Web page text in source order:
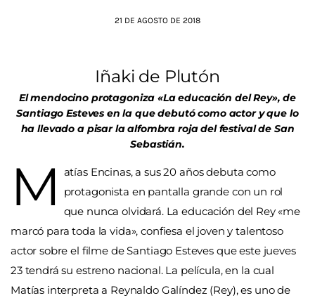
21 DE AGOSTO DE 2018
Iñaki de Plutón
El mendocino protagoniza «La educación del Rey», de
Santiago Esteves en la que debutó como actor y que lo
ha llevado a pisar la alfombra roja del festival de San
Sebastián.
M
atías Encinas, a sus 20 años debuta como
protagonista en pantalla grande con un rol
que nunca olvidará. La educación del Rey «me
marcó para toda la vida», confiesa el joven y talentoso
actor sobre el filme de Santiago Esteves que este jueves
23 tendrá su estreno nacional. La película, en la cual
Matías interpreta a Reynaldo Galíndez (Rey), es uno de